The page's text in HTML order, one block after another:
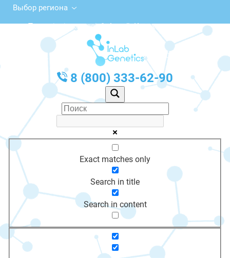
Выбор региона
Тәуелсіздік көшесі, 1, Алтай, Казахстан
с 10:00 до 20:00
График работы: Пн-Пт с 10:00 до 20:00
8 (800) 333-62-90
Exact matches only
Search in title
Search in content